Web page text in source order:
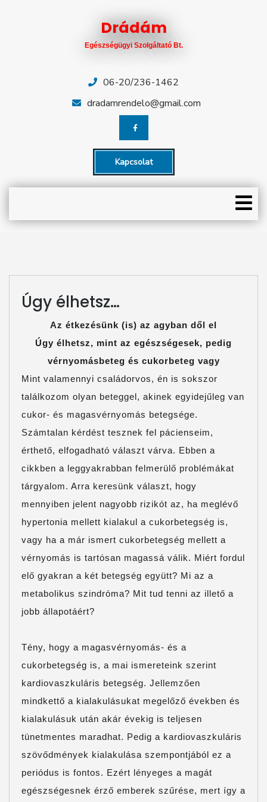
Drádám
Egészségügyi Szolgáltató Bt.
06-20/236-1462
dradamrendelo@gmail.com
Kapcsolat
PARTNEREINK
ASTELLAS-
Úgy élhetsz…
Az étkezésünk (is) az agyban dől el
Úgy élhetsz, mint az egészségesek, pedig
vérnyomásbeteg és cukorbeteg vagy
Mint valamennyi családorvos, én is sokszor
találkozom olyan beteggel, akinek egyidejűleg van
cukor- és magasvérnyomás betegsége.
Számtalan kérdést tesznek fel pácienseim,
érthető, elfogadható választ várva. Ebben a
cikkben a leggyakrabban felmerülő problémákat
tárgyalom. Arra keresünk választ, hogy
mennyiben jelent nagyobb rizikót az, ha meglévő
hypertonia mellett kialakul a cukorbetegség is,
vagy ha a már ismert cukorbetegség mellett a
vérnyomás is tartósan magassá válik. Miért fordul
elő gyakran a két betegség együtt? Mi az a
metabolikus szindróma? Mit tud tenni az illető a
jobb állapotáért?
Tény, hogy a magasvérnyomás- és a
cukorbetegség is, a mai ismereteink szerint
kardiovaszkuláris betegség. Jellemzően
mindkettő a kialakulásukat megelőző években és
kialakulásuk után akár évekig is teljesen
tünetmentes maradhat. Pedig a kardiovaszkuláris
szövődmények kialakulása szempontjából ez a
periódus is fontos. Ezért lényeges a magát
egészségesnek érző emberek szűrése, mert így a